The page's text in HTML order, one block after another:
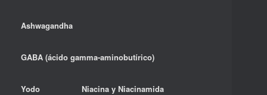
Ashwagandha
GABA (ácido gamma-aminobutírico)
Yodo Niacina y Niacinamida